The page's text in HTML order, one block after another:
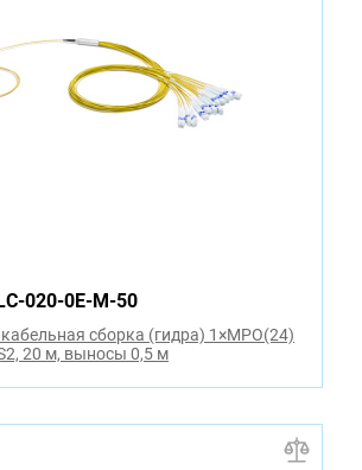
020-0E-M-50
сборка (гидра) 1×MPO(24)
20 м, выносы 0,5 м